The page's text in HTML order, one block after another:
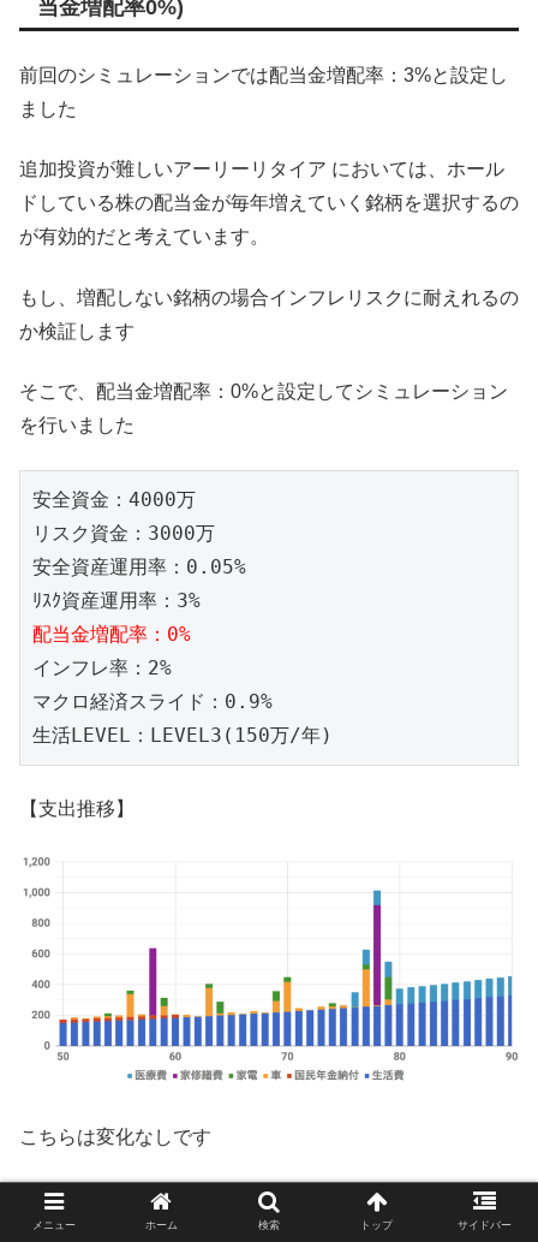
当金増配率0%)
前回のシミュレーションでは配当金増配率：3%と設定し
ました
追加投資が難しいアーリーリタイア においては、ホール
ドしている株の配当金が毎年増えていく銘柄を選択するの
が有効的だと考えています。
もし、増配しない銘柄の場合インフレリスクに耐えれるの
か検証します
そこで、配当金増配率：0%と設定してシミュレーション
を行いました
安全資金：4000万
リスク資金：3000万
安全資産運用率：0.05%
配当金増配率：0%
インフレ率：2%
マクロ経済スライド：0.9%
生活LEVEL：LEVEL3(150万/年)
【支出推移】
こちらは変化なしです
【収入推移】
メニュー ホーム 検索 トップ サイドバー